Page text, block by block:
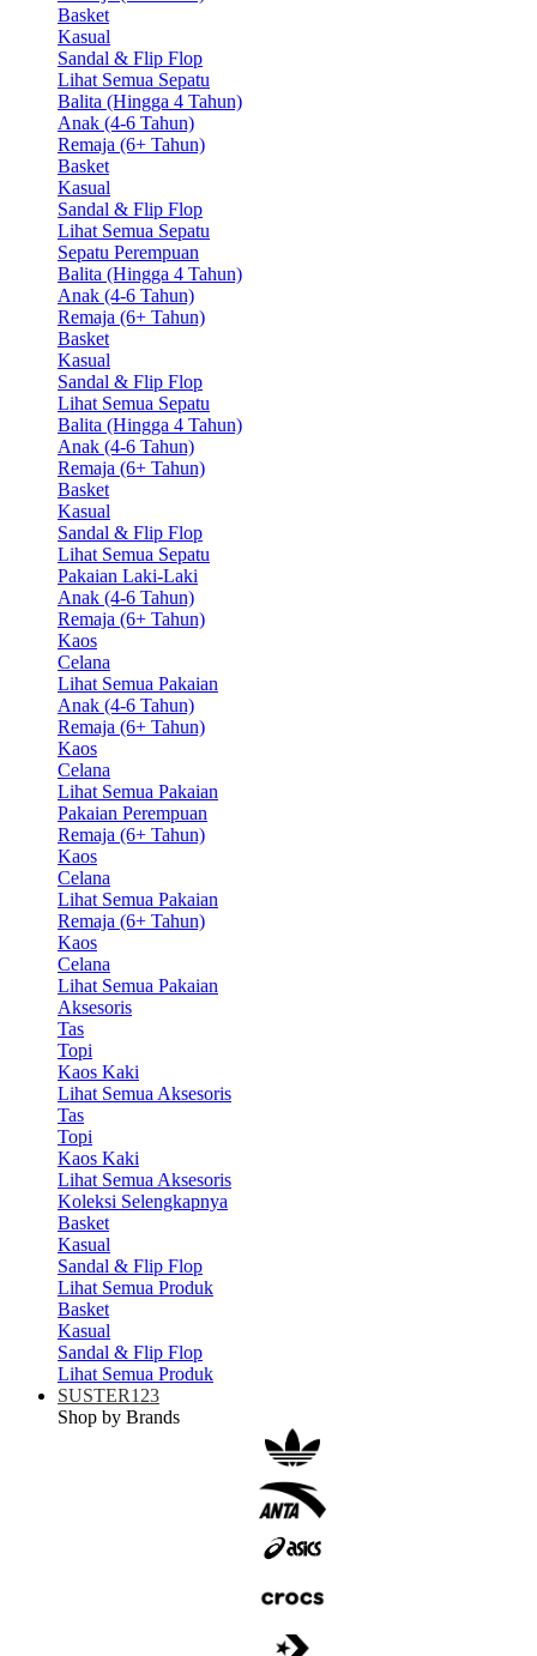
Basket
Kasual
Sandal & Flip Flop
Lihat Semua Sepatu
Balita (Hingga 4 Tahun)
Anak (4-6 Tahun)
Remaja (6+ Tahun)
Basket
Kasual
Sandal & Flip Flop
Lihat Semua Sepatu
Sepatu Perempuan
Balita (Hingga 4 Tahun)
Anak (4-6 Tahun)
Remaja (6+ Tahun)
Basket
Kasual
Sandal & Flip Flop
Lihat Semua Sepatu
Balita (Hingga 4 Tahun)
Anak (4-6 Tahun)
Remaja (6+ Tahun)
Basket
Kasual
Sandal & Flip Flop
Lihat Semua Sepatu
Pakaian Laki-Laki
Anak (4-6 Tahun)
Remaja (6+ Tahun)
Kaos
Celana
Lihat Semua Pakaian
Anak (4-6 Tahun)
Remaja (6+ Tahun)
Kaos
Celana
Lihat Semua Pakaian
Pakaian Perempuan
Remaja (6+ Tahun)
Kaos
Celana
Lihat Semua Pakaian
Remaja (6+ Tahun)
Kaos
Celana
Lihat Semua Pakaian
Aksesoris
Tas
Topi
Kaos Kaki
Lihat Semua Aksesoris
Tas
Topi
Kaos Kaki
Lihat Semua Aksesoris
Koleksi Selengkapnya
Basket
Kasual
Sandal & Flip Flop
Lihat Semua Produk
Basket
Kasual
Sandal & Flip Flop
Lihat Semua Produk
SUSTER123
Shop by Brands